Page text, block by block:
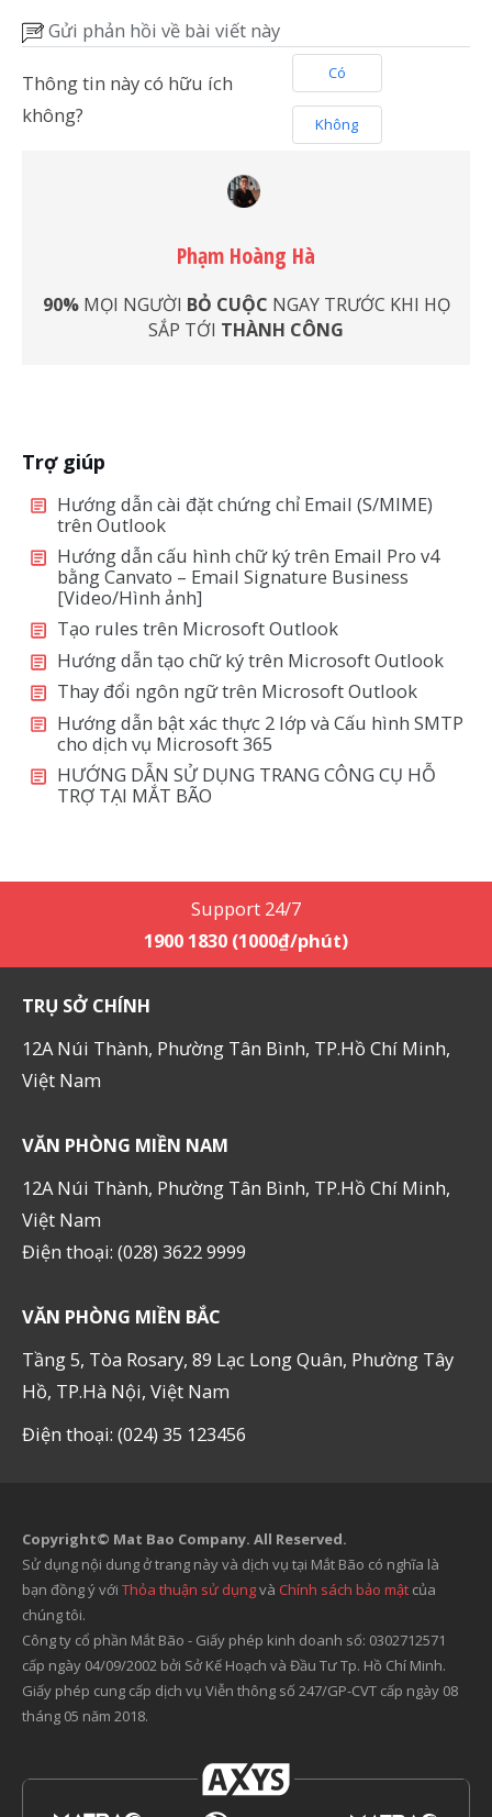
Gửi phản hồi về bài viết này
Thông tin này có hữu ích
không?
Có
Không
Phạm Hoàng Hà
90%MỌI NGƯỜI BỎ CUỘC NGAY TRƯỚC KHI HỌ
SẮP TỚI THÀNH CÔNG
Trợ giúp
Hướng dẫn cài đặt chứng chỉ Email (S/MIME)
trên Outlook
Hướng dẫn cấu hình chữ ký trên Email Pro v4
bằng Canvato – Email Signature Business
[Video/Hình ảnh]
Tạo rules trên Microsoft Outlook
Hướng dẫn tạo chữ ký trên Microsoft Outlook
Thay đổi ngôn ngữ trên Microsoft Outlook
Hướng dẫn bật xác thực 2 lớp và Cấu hình SMTP
cho dịch vụ Microsoft 365
HƯỚNG DẪN SỬ DỤNG TRANG CÔNG CỤ HỖ
TRỢ TẠI MẮT BÃO
Support 24/7
1900 1830 (1000₫/phút)
TRỤ SỞ CHÍNH
12A Núi Thành, Phường Tân Bình, TP.Hồ Chí Minh,
Việt Nam
VĂN PHÒNG MIỀN NAM
12A Núi Thành, Phường Tân Bình, TP.Hồ Chí Minh,
Việt Nam
Điện thoại: (028) 3622 9999
VĂN PHÒNG MIỀN BẮC
Tầng 5, Tòa Rosary, 89 Lạc Long Quân, Phường Tây
Hồ, TP.Hà Nội, Việt Nam
Điện thoại: (024) 35 123456
Copyright© Mat Bao Company. All Reserved.
Sử dụng nội dung ở trang này và dịch vụ tại Mắt Bão có nghĩa là
bạn đồng ý với Thỏa thuận sử dụngvà Chính sách bảo mật của
chúng tôi.
Công ty cổ phần Mắt Bão - Giấy phép kinh doanh số: 0302712571
cấp ngày 04/09/2002 bởi Sở Kế Hoạch và Đầu Tư Tp. Hồ Chí Minh.
Giấy phép cung cấp dịch vụ Viễn thông số 247/GP-CVT cấp ngày 08
tháng 05 năm 2018.